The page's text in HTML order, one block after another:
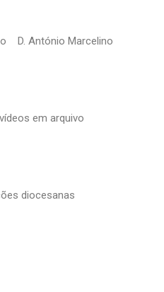
D. António Marcelino
em arquivo
diocesanas